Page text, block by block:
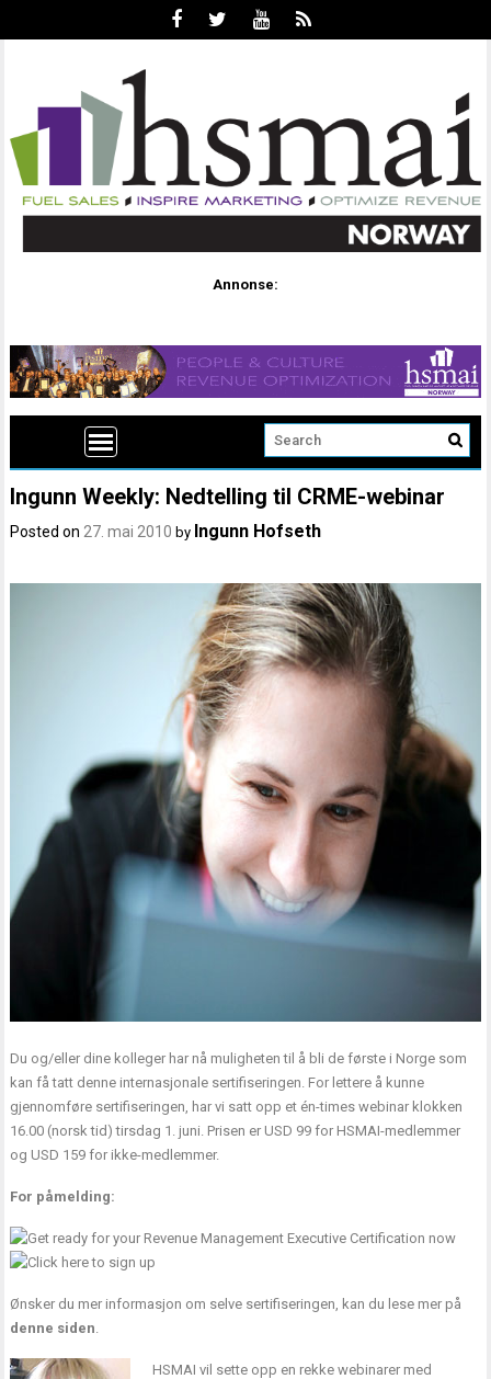
Annonse:
Ingunn Weekly: Nedtelling til CRME-webinar
Posted on27. mai 2010 by Ingunn Hofseth
Du og/eller dine kolleger har nå muligheten til å bli de første i Norge som
kan få tatt denne internasjonale sertifiseringen. For lettere å kunne
gjennomføre sertifiseringen, har vi satt opp et én-times webinar klokken
16.00 (norsk tid) tirsdag 1. juni. Prisen er USD 99 for HSMAI-medlemmer
og USD 159 for ikke-medlemmer.
For påmelding:
Ønsker du mer informasjon om selve sertifiseringen, kan du lese mer på
denne siden.
HSMAI vil sette opp en rekke webinarer med